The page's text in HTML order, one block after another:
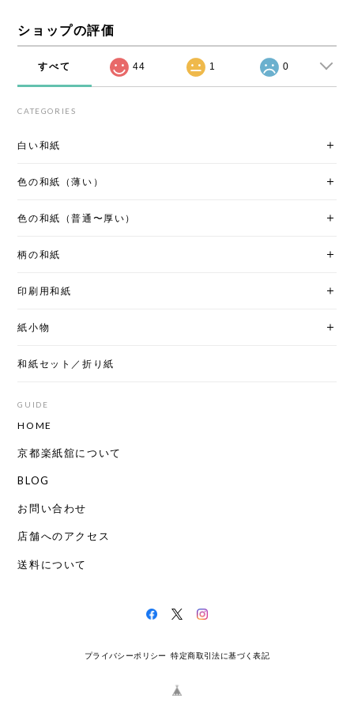
ショップの評価
すべて 44 1 0
CATEGORIES
白い和紙
色の和紙（薄い）
色の和紙（普通〜厚い）
柄の和紙
印刷用和紙
紙小物
和紙セット／折り紙
GUIDE
HOME
京都楽紙舘について
BLOG
お問い合わせ
店舗へのアクセス
送料について
プライバシーポリシー 特定商取引法に基づく表記